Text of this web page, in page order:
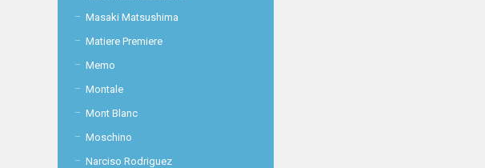
Masaki Matsushima
Matiere Premiere
Memo
Montale
Mont Blanc
Moschino
Narciso Rodriguez